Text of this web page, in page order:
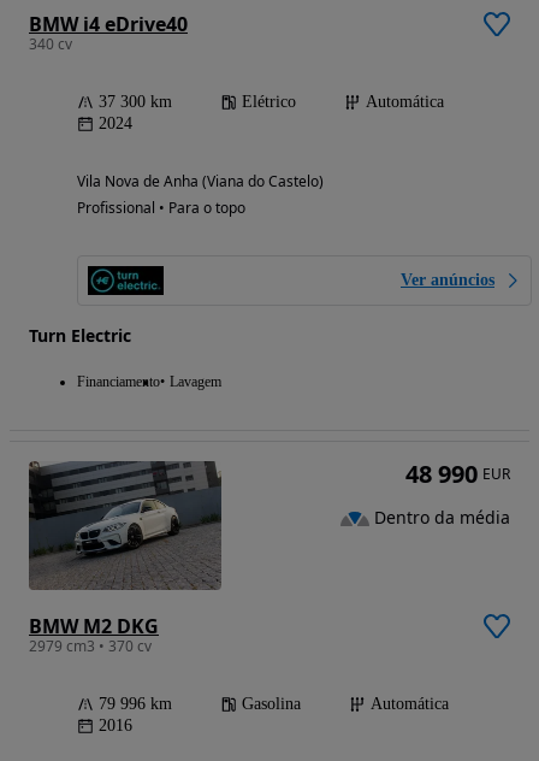
BMW i4 eDrive40
340 cv
37 300 km Elétrico
Automática
2024
Vila Nova de Anha (Viana do Castelo)
Profissional • Para o topo
Ver anúncios
Turn Electric
Financiamento Lavagem
BMW M2 DKG
2979 cm3 • 370 cv
79 996 km Gasolina
Automática
2016
48 990 EUR
Dentro da média